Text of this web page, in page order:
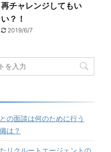
再チャレンジしてもい
い？！
2019/6/7
の面談は何のために行う
は？
リクルートエージェントの